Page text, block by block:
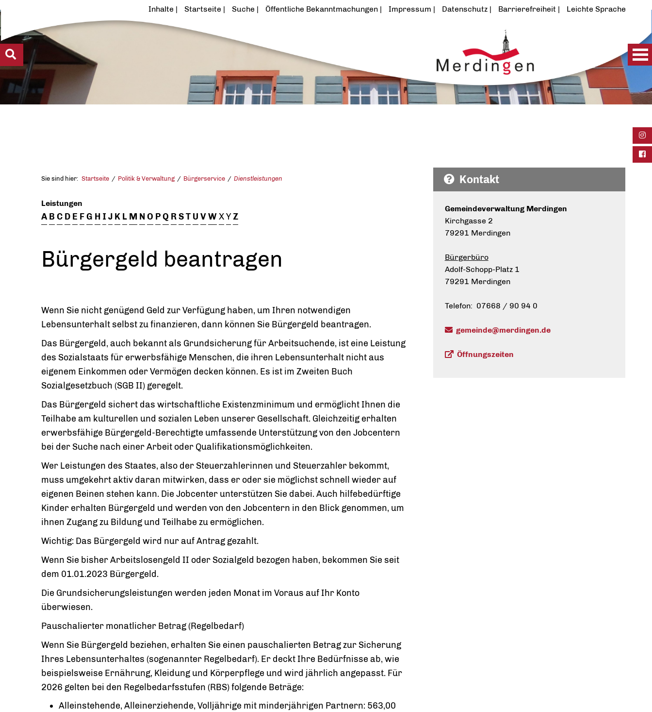
Inhalte Startseite Suche Öffentliche Bekanntmachungen Impressum Datenschutz Barrierefreiheit Leichte Sprache
Sie sind hier: Startseite Politik & Verwaltung Bürgerservice Dienstleistungen
Leistungen
A B C D E FG H I J K L M NO PQ RST U VWXYZ
Bürgergeld beantragen
Wenn Sie nicht genügend Geld zur Verfügung haben, um Ihren notwendigen
Lebensunterhalt selbst zu finanzieren, dann können Sie Bürgergeld beantragen.
Das Bürgergeld, auch bekannt als Grundsicherung für Arbeitsuchende, ist eine Leistung
des Sozialstaats für erwerbsfähige Menschen, die ihren Lebensunterhalt nicht aus
eigenem Einkommen oder Vermögen decken können. Es ist im Zweiten Buch
Sozialgesetzbuch (SGB II) geregelt.
Das Bürgergeld sichert das wirtschaftliche Existenzminimum und ermöglicht Ihnen die
Teilhabe am kulturellen und sozialen Leben unserer Gesellschaft. Gleichzeitig erhalten
erwerbsfähige Bürgergeld-Berechtigte umfassende Unterstützung von den Jobcentern
bei der Suche nach einer Arbeit oder Qualifikationsmöglichkeiten.
Wer Leistungen des Staates, also der Steuerzahlerinnen und Steuerzahler bekommt,
muss umgekehrt aktiv daran mitwirken, dass er oder sie möglichst schnell wieder auf
eigenen Beinen stehen kann. Die Jobcenter unterstützen Sie dabei. Auch hilfebedürftige
Kinder erhalten Bürgergeld und werden von den Jobcentern in den Blick genommen, um
ihnen Zugang zu Bildung und Teilhabe zu ermöglichen.
Wichtig: Das Bürgergeld wird nur auf Antrag gezahlt.
Wenn Sie bisher Arbeitslosengeld II oder Sozialgeld bezogen haben, bekommen Sie seit
dem 01.01.2023 Bürgergeld.
Die Grundsicherungsleistungen werden jeden Monat im Voraus auf Ihr Konto
überwiesen.
Pauschalierter monatlicher Betrag (Regelbedarf)
Wenn Sie Bürgergeld beziehen, erhalten Sie einen pauschalierten Betrag zur Sicherung
Ihres Lebensunterhaltes (sogenannter Regelbedarf). Er deckt Ihre Bedürfnisse ab, wie
beispielsweise Ernährung, Kleidung und Körperpflege und wird jährlich angepasst. Für
2026 gelten bei den Regelbedarfsstufen (RBS) folgende Beträge:
Alleinstehende, Alleinerziehende, Volljährige mit minderjährigen Partnern: 563,00
Kontakt
Gemeindeverwaltung Merdingen
Kirchgasse 2
79291 Merdingen
Bürgerbüro
Adolf-Schopp-Platz 1
79291 Merdingen
Telefon: 07668 / 90 94 0
gemeinde@merdingen.de
Öffnungszeiten